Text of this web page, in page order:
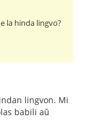
la hinda lingvo?
lingvon. Mi
babili aŭ